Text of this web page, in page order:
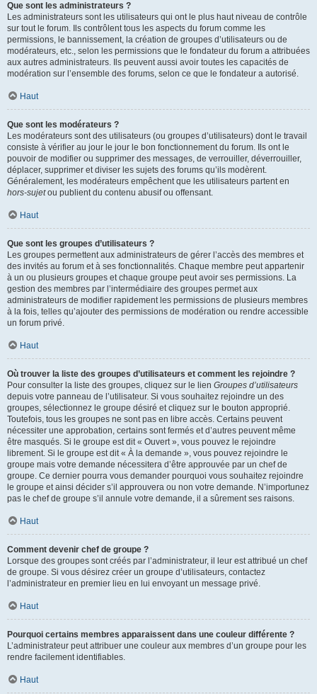
Que sont les administrateurs ?
Les administrateurs sont les utilisateurs qui ont le plus haut niveau de contrôle
sur tout le forum. Ils contrôlent tous les aspects du forum comme les
permissions, le bannissement, la création de groupes d’utilisateurs ou de
modérateurs, etc., selon les permissions que le fondateur du forum a attribuées
aux autres administrateurs. Ils peuvent aussi avoir toutes les capacités de
modération sur l’ensemble des forums, selon ce que le fondateur a autorisé.
Haut
Que sont les modérateurs ?
Les modérateurs sont des utilisateurs (ou groupes d’utilisateurs) dont le travail
consiste à vérifier au jour le jour le bon fonctionnement du forum. Ils ont le
pouvoir de modifier ou supprimer des messages, de verrouiller, déverrouiller,
déplacer, supprimer et diviser les sujets des forums qu’ils modèrent.
Généralement, les modérateurs empêchent que les utilisateurs partent en
hors-sujetou publient du contenu abusif ou offensant.
Haut
Que sont les groupes d’utilisateurs ?
Les groupes permettent aux administrateurs de gérer l’accès des membres et
des invités au forum et à ses fonctionnalités. Chaque membre peut appartenir
à un ou plusieurs groupes et chaque groupe peut avoir ses permissions. La
gestion des membres par l’intermédiaire des groupes permet aux
administrateurs de modifier rapidement les permissions de plusieurs membres
à la fois, telles qu’ajouter des permissions de modération ou rendre accessible
un forum privé.
Haut
Où trouver la liste des groupes d’utilisateurs et comment les rejoindre ?
Pour consulter la liste des groupes, cliquez sur le lien Groupes d’utilisateurs
depuis votre panneau de l’utilisateur. Si vous souhaitez rejoindre un des
groupes, sélectionnez le groupe désiré et cliquez sur le bouton approprié.
Toutefois, tous les groupes ne sont pas en libre accès. Certains peuvent
nécessiter une approbation, certains sont fermés et d’autres peuvent même
être masqués. Si le groupe est dit « Ouvert », vous pouvez le rejoindre
librement. Si le groupe est dit « À la demande », vous pouvez rejoindre le
groupe mais votre demande nécessitera d’être approuvée par un chef de
groupe. Ce dernier pourra vous demander pourquoi vous souhaitez rejoindre
le groupe et ainsi décider s’il approuvera ou non votre demande. N’importunez
pas le chef de groupe s’il annule votre demande, il a sûrement ses raisons.
Haut
Comment devenir chef de groupe ?
Lorsque des groupes sont créés par l’administrateur, il leur est attribué un chef
de groupe. Si vous désirez créer un groupe d’utilisateurs, contactez
l’administrateur en premier lieu en lui envoyant un message privé.
Haut
Pourquoi certains membres apparaissent dans une couleur différente ?
L’administrateur peut attribuer une couleur aux membres d’un groupe pour les
rendre facilement identifiables.
Haut